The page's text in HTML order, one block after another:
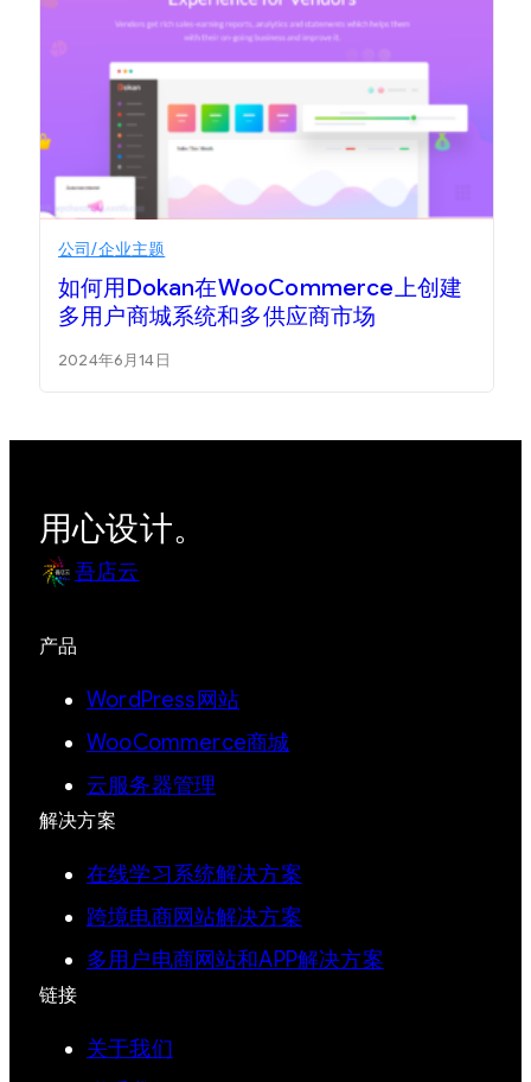
公司/企业主题
如何用Dokan在WooCommerce上创建
多用户商城系统和多供应商市场
2024年6月14日
用心设计。
吾店云
产品
WordPress网站
WooCommerce商城
云服务器管理
解决方案
在线学习系统解决方案
跨境电商网站解决方案
多用户电商网站和APP解决方案
链接
关于我们